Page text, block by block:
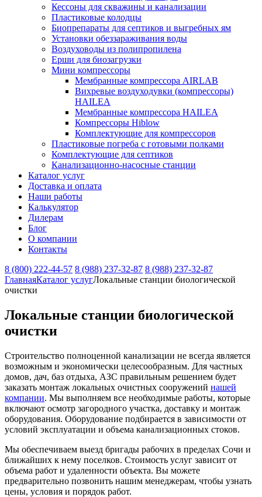
Кессоны для скважины и канализации
Пластиковые колодцы
Биопрепараты для септиков и выгребных ям
Установки обеззараживания воды
Воздуховоды из полипропилена
Ерши для биозагрузки
Мини компрессоры
Мембранные компрессора AIRLAB
Вихревые воздуходувки (компрессоры)
HAILEA
Мембранные компрессора HAILEA
Компрессоры Hiblow
Комплектующие для компрессоров
Пластиковые погреба с готовыми полками
Комплектующие для септиков
Канализационно-насосные станции
Каталог услуг
Доставка и оплата
Наши работы
Калькулятор
Дилерам
Блог
О компании
Контакты
8 (800) 222-44-57 8 (988) 237-32-87 8 (988) 237-32-87
ГлавнаяКаталог услугЛокальные станции биологической
очистки
Локальные станции биологической
очистки
Строительство полноценной канализации не всегда является
возможным и экономически целесообразным. Для частных
домов, дач, баз отдыха, АЗС правильным решением будет
заказать монтаж локальных очистных сооружений нашей
компании. Мы выполняем все необходимые работы, которые
включают осмотр загородного участка, доставку и монтаж
оборудования. Оборудование подбирается в зависимости от
условий эксплуатации и объема канализационных стоков.
Мы обеспечиваем выезд бригады рабочих в пределах Сочи и
ближайших к нему поселков. Стоимость услуг зависит от
объема работ и удаленности объекта. Вы можете
предварительно позвонить нашим менеджерам, чтобы узнать
цены, условия и порядок работ.